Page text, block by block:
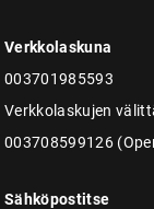
Verkkolaskuna
003701985593
Verkkolaskujen
003708599126
Sähköpostitse